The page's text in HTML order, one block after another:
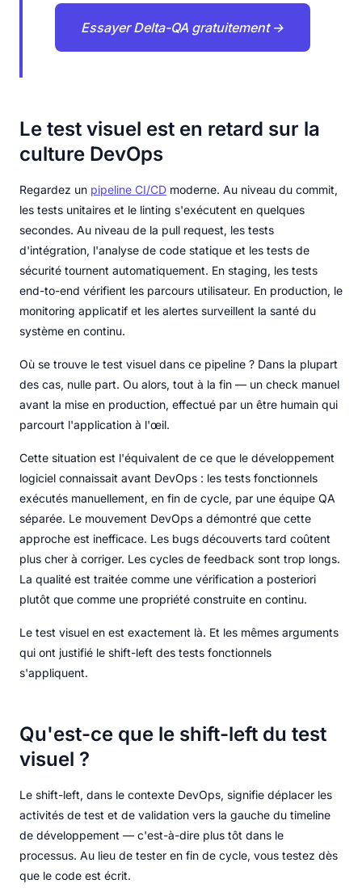
Essayer Delta-QA gratuitement →
Le test visuel est en retard sur la
culture DevOps
Regardez un pipeline CI/CD moderne. Au niveau du commit,
les tests unitaires et le linting s'exécutent en quelques
secondes. Au niveau de la pull request, les tests
d'intégration, l'analyse de code statique et les tests de
sécurité tournent automatiquement. En staging, les tests
end-to-end vérifient les parcours utilisateur. En production, le
monitoring applicatif et les alertes surveillent la santé du
système en continu.
Où se trouve le test visuel dans ce pipeline ? Dans la plupart
des cas, nulle part. Ou alors, tout à la fin — un check manuel
avant la mise en production, effectué par un être humain qui
parcourt l'application à l'œil.
Cette situation est l'équivalent de ce que le développement
logiciel connaissait avant DevOps : les tests fonctionnels
exécutés manuellement, en fin de cycle, par une équipe QA
séparée. Le mouvement DevOps a démontré que cette
approche est inefficace. Les bugs découverts tard coûtent
plus cher à corriger. Les cycles de feedback sont trop longs.
La qualité est traitée comme une vérification a posteriori
plutôt que comme une propriété construite en continu.
Le test visuel en est exactement là. Et les mêmes arguments
qui ont justifié le shift-left des tests fonctionnels
s'appliquent.
Qu'est-ce que le shift-left du test
visuel ?
Le shift-left, dans le contexte DevOps, signifie déplacer les
activités de test et de validation vers la gauche du timeline
de développement — c'est-à-dire plus tôt dans le
processus. Au lieu de tester en fin de cycle, vous testez dès
que le code est écrit.